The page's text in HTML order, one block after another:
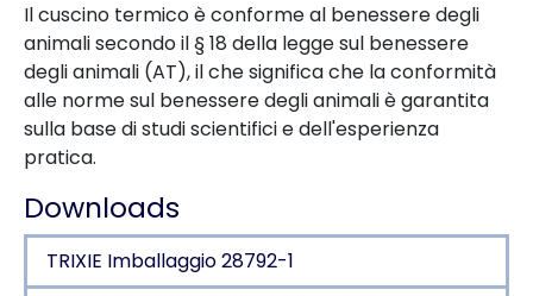
Il cuscino termico è conforme al benessere degli
animali secondo il § 18 della legge sul benessere
degli animali (AT), il che significa che la conformità
alle norme sul benessere degli animali è garantita
sulla base di studi scientifici e dell'esperienza
pratica.
Downloads
TRIXIE Imballaggio 28792-1